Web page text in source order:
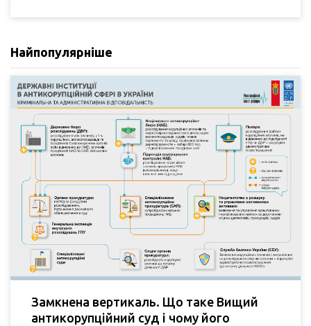
Найпопулярніше
Замкнена вертикаль. Що таке Вищий
антикорупційний суд і чому його